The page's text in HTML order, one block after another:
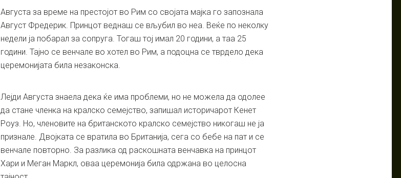
Августа за време на престојот во Рим со својата мајка го запознала
Август Фредерик. Принцот веднаш се вљубил во неа. Веќе по неколку
недели ја побарал за сопруга. Тогаш тој имал 20 години, а таа 25
години. Тајно се венчале во хотел во Рим, а подоцна се тврдело дека
церемонијата била незаконска.
Лејди Августа знаела дека ќе има проблеми, но не можела да одолее
да стане членка на кралско семејство, запишал историчарот Кенет
Роуз. Но, членовите на британското кралско семејство никогаш не ја
признале. Двојката се вратила во Британија, сега со бебе на пат и се
венчале повторно. За разлика од раскошната венчавка на принцот
Хари и Меган Маркл, оваа церемонија била одржана во целосна